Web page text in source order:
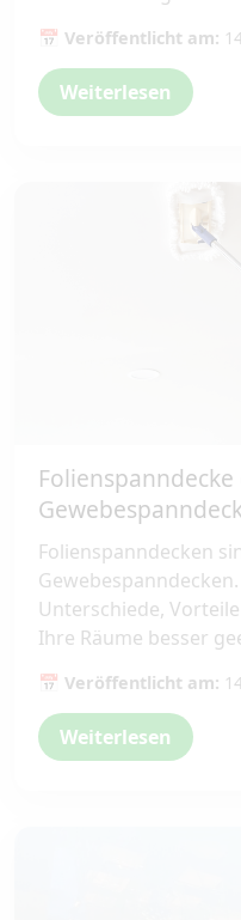
📅 Veröffentlicht am:
Weiterlesen
Folienspanndecken
Unterschiede,
Ihre Räume besser
📅 Veröffentlicht am:
Weiterlesen